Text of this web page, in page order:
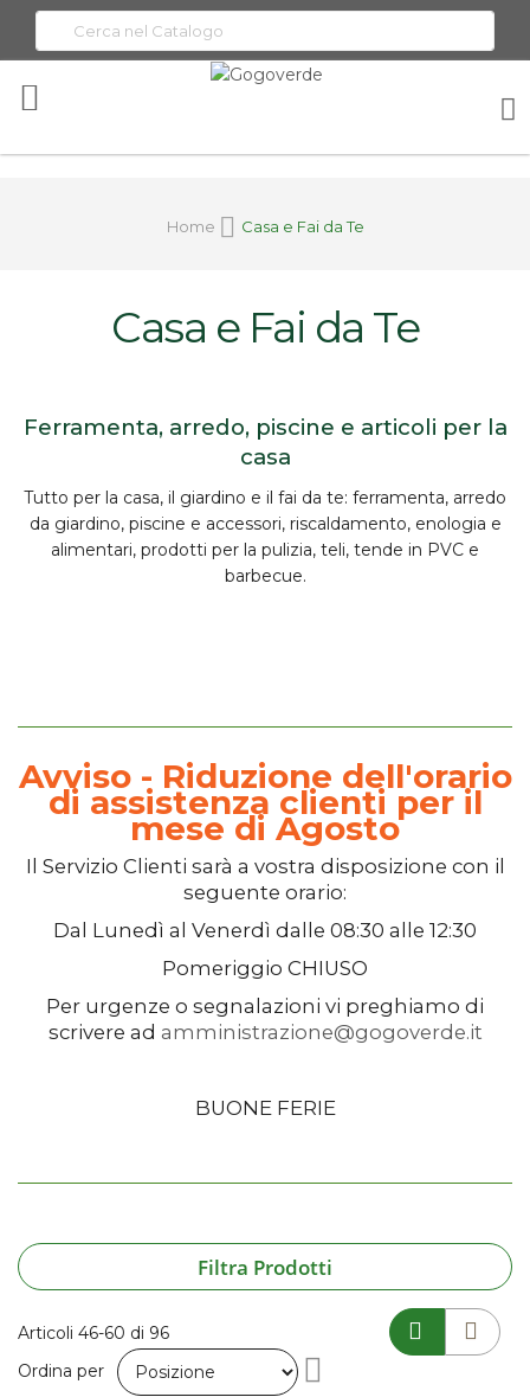
Home Casa e Fai da Te
Casa e Fai da Te
Ferramenta, arredo, piscine e articoli per la
casa
Tutto per la casa, il giardino e il fai da te: ferramenta, arredo
da giardino, piscine e accessori, riscaldamento, enologia e
alimentari, prodotti per la pulizia, teli, tende in PVC e
barbecue.
Avviso - Riduzione dell'orario
di assistenza clienti per il
mese di Agosto
Il Servizio Clienti sarà a vostra disposizione con il
seguente orario:
Dal Lunedì al Venerdì dalle 08:30 alle 12:30
Pomeriggio CHIUSO
Per urgenze o segnalazioni vi preghiamo di
scrivere ad amministrazione@gogoverde.it
BUONE FERIE
Filtra Prodotti
Articoli 46-60 di 96
Ordina per